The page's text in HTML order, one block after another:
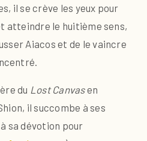
il se crève les yeux pour
atteindre le huitième sens,
Aiacos et de le vaincre
du Lost Canvasen
il succombe à ses
sa dévotion pour